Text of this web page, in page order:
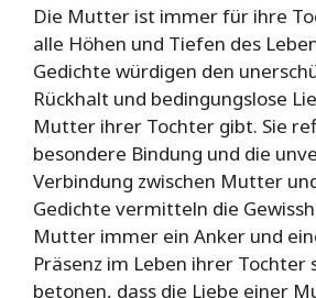
Die Mutter ist immer für ihre
alle Höhen und Tiefen des
Gedichte würdigen den
Rückhalt und bedingungslose
Mutter ihrer Tochter gibt. Sie
besondere Bindung und die
Verbindung zwischen Mutter
Gedichte vermitteln die
Mutter immer ein Anker und
Präsenz im Leben ihrer Tochter
betonen, dass die Liebe einer